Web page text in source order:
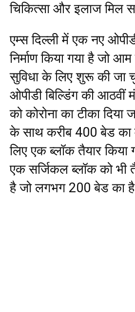
चिकित्सा और इलाज मिल
एम्स दिल्ली में एक नए
निर्माण किया गया है जो
सुविधा के लिए शुरू की जा
ओपीडी बिल्डिंग की आठवीं
को कोरोना का टीका दिया
के साथ करीब 400 बेड का
लिए एक ब्लॉक तैयार किया
एक सर्जिकल ब्लॉक को भी
है जो लगभग 200 बेड का